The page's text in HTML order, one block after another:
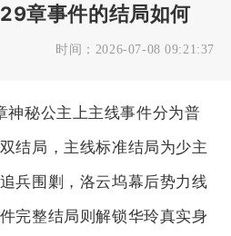
章事件的结局如何
时间： 2026-07-08 09:21:37
神秘公主上主线事件分为普
结局，主线标准结局为少主
兵围剿，洛云坞幕后势力线
完整结局则解锁华玲真实身